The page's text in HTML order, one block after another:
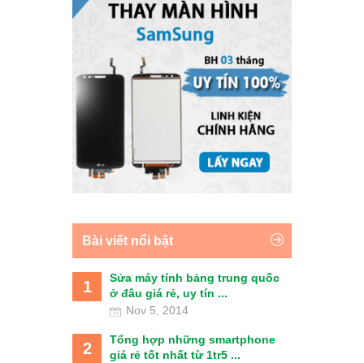
Bài viết nổi bật
1
Sửa máy tính bảng trung quốc
ở đâu giá rẻ, uy tín ...
Nov 5, 2014
2
Tổng hợp những smartphone
giá rẻ tốt nhất từ 1tr5 ...